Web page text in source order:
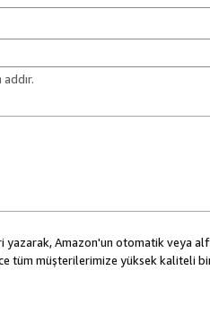
Amazon'un otomatik veya
tüm müşterilerimize yüksek kaliteli